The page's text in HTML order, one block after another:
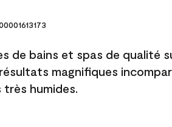
de bains et spas de qualité
magnifiques
très humides.